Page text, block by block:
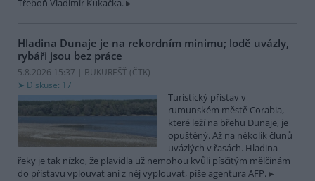
Třeboň Vladimír Kukačka.
Hladina Dunaje je na rekordním minimu; lodě uvázly,
rybáři jsou bez práce
5.8.2026 15:37 | BUKUREŠŤ (ČTK)
Diskuse: 17
Turistický přístav v
rumunském městě Corabia,
které leží na břehu Dunaje, je
opuštěný. Až na několik člunů
uvázlých v řasách. Hladina
řeky je tak nízko, že plavidla už nemohou kvůli písčitým mělčinám
do přístavu vplouvat ani z něj vyplouvat, píše agentura AFP.